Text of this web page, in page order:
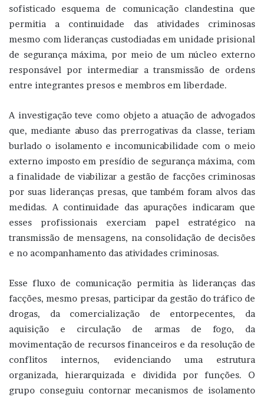
sofisticado esquema de comunicação clandestina que
permitia a continuidade das atividades criminosas
mesmo com lideranças custodiadas em unidade prisional
de segurança máxima, por meio de um núcleo externo
responsável por intermediar a transmissão de ordens
entre integrantes presos e membros em liberdade.
A investigação teve como objeto a atuação de advogados
que, mediante abuso das prerrogativas da classe, teriam
burlado o isolamento e incomunicabilidade com o meio
externo imposto em presídio de segurança máxima, com
a finalidade de viabilizar a gestão de facções criminosas
por suas lideranças presas, que também foram alvos das
medidas. A continuidade das apurações indicaram que
esses profissionais exerciam papel estratégico na
transmissão de mensagens, na consolidação de decisões
e no acompanhamento das atividades criminosas.
Esse fluxo de comunicação permitia às lideranças das
facções, mesmo presas, participar da gestão do tráfico de
drogas, da comercialização de entorpecentes, da
aquisição e circulação de armas de fogo, da
movimentação de recursos financeiros e da resolução de
conflitos internos, evidenciando uma estrutura
organizada, hierarquizada e dividida por funções. O
grupo conseguiu contornar mecanismos de isolamento